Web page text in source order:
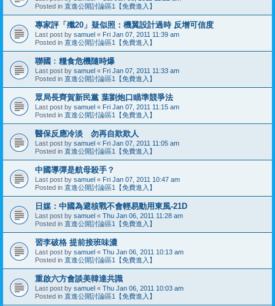
Posted in 直進公開討論區1【免費進入】
專家評「殲20」疑似照：機翼設計過時 反增可信度
Last post by samuel « Fri Jan 07, 2011 11:39 am
Posted in 直進公開討論區1【免費進入】
聯國﹕糧食危機隨時爆
Last post by samuel « Fri Jan 07, 2011 11:33 am
Posted in 直進公開討論區1【免費進入】
眾局長齊賀新民黨 葉劉炮口瞄準競爭法
Last post by samuel « Fri Jan 07, 2011 11:15 am
Posted in 直進公開討論區1【免費進入】
醫保反應冷淡 勿再自欺欺人
Last post by samuel « Fri Jan 07, 2011 11:05 am
Posted in 直進公開討論區1【免費進入】
中國導彈是航母殺手？
Last post by samuel « Fri Jan 07, 2011 10:47 am
Posted in 直進公開討論區1【免費進入】
日媒：中國為避核戰不會輕易動用東風-21D
Last post by samuel « Thu Jan 06, 2011 11:28 am
Posted in 直進公開討論區1【免費進入】
習李破格 提前接班味濃
Last post by samuel « Thu Jan 06, 2011 10:13 am
Posted in 直進公開討論區1【免費進入】
重啟六方會談美韓達共識
Last post by samuel « Thu Jan 06, 2011 10:03 am
Posted in 直進公開討論區1【免費進入】